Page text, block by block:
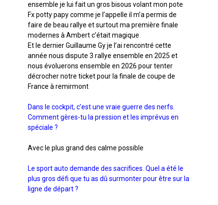
ensemble je lui fait un gros bisous volant mon pote
Fx potty papy comme je l’appelle il m’a permis de
faire de beau rallye et surtout ma première finale
modernes à Ambert c’était magique
Et le dernier Guillaume Gy je l’ai rencontré cette
année nous dispute 3 rallye ensemble en 2025 et
nous évoluerons ensemble en 2026 pour tenter
décrocher notre ticket pour la finale de coupe de
France à remirmont
Dans le cockpit, c’est une vraie guerre des nerfs.
Comment gères-tu la pression et les imprévus en
spéciale ?
Avec le plus grand des calme possible
Le sport auto demande des sacrifices. Quel a été le
plus gros défi que tu as dû surmonter pour être sur la
ligne de départ ?